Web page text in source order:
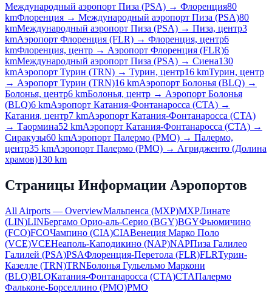
Международный аэропорт Пиза (PSA) → Флоренция80
kmФлоренция → Международный аэропорт Пиза (PSA)80
kmМеждународный аэропорт Пиза (PSA) → Пиза, центр3
kmАэропорт Флоренция (FLR) → Флоренция, центр6
kmФлоренция, центр → Аэропорт Флоренция (FLR)6
kmМеждународный аэропорт Пиза (PSA) → Сиена130
kmАэропорт Турин (TRN) → Турин, центр16 kmТурин, центр
→ Аэропорт Турин (TRN)16 kmАэропорт Болонья (BLQ) →
Болонья, центр6 kmБолонья, центр → Аэропорт Болонья
(BLQ)6 kmАэропорт Катания-Фонтанаросса (CTA) →
Катания, центр7 kmАэропорт Катания-Фонтанаросса (CTA)
→ Таормина52 kmАэропорт Катания-Фонтанаросса (CTA) →
Сиракузы60 kmАэропорт Палермо (PMO) → Палермо,
центр35 kmАэропорт Палермо (PMO) → Агридженто (Долина
храмов)130 km
Страницы Информации Аэропортов
All Airports — OverviewМальпенса (MXP)MXPЛинате
(LIN)LINБергамо Орио-аль-Серио (BGY)BGYФьюмичино
(FCO)FCOЧампино (CIA)CIAВенеция Марко Поло
(VCE)VCEНеаполь-Каподикино (NAP)NAPПиза Галилео
Галилей (PSA)PSAФлоренция-Перетола (FLR)FLRТурин-
Казелле (TRN)TRNБолонья Гульельмо Маркони
(BLQ)BLQКатания-Фонтанаросса (CTA)CTAПалермо
Фальконе-Борселлино (PMO)PMO